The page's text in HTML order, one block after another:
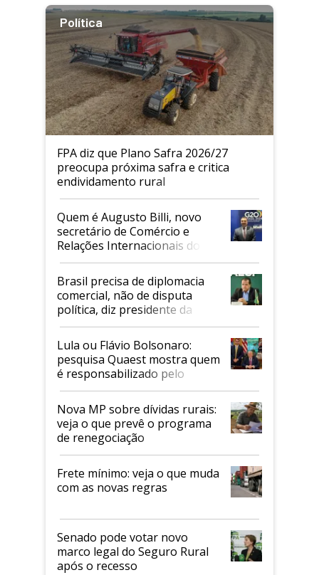
Política
FPA diz que Plano Safra 2026/27
preocupa próxima safra e critica
endividamento rural
Quem é Augusto Billi, novo
secretário de Comércio e
Relações Internacionais do
Mapa
Brasil precisa de diplomacia
comercial, não de disputa
política, diz presidente da
Faesp
Lula ou Flávio Bolsonaro:
pesquisa Quaest mostra quem
é responsabilizado pelo
tarifaço dos EUA
Nova MP sobre dívidas rurais:
veja o que prevê o programa
de renegociação
Frete mínimo: veja o que muda
com as novas regras
Senado pode votar novo
marco legal do Seguro Rural
após o recesso